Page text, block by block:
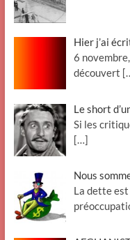
Hier j’ai
6
découvert
Le short
Si les
[…]
Nous
La dette